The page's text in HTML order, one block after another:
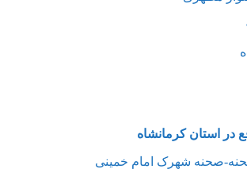
در استان کرمانشاه
صحنه شهرک امام خمینی